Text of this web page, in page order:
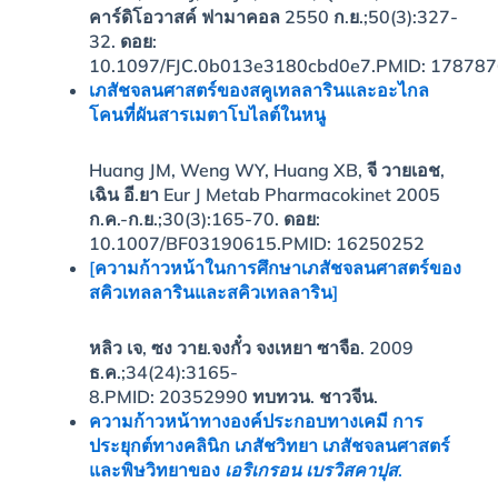
คาร์ดิโอวาสค์ ฟามาคอล 2550 ก.ย.;50(3):327-
32. ดอย:
10.1097/FJC.0b013e3180cbd0e7.PMID:
เภสัชจลนศาสตร์ของสคูเทลลารินและอะไกล
โคนที่ผันสารเมตาโบไลต์ในหนู
Huang JM, Weng WY, Huang XB, จี วายเอช,
เฉิน อี.ยา Eur J Metab Pharmacokinet 2005
ก.ค.-ก.ย.;30(3):165-70. ดอย:
10.1007/BF03190615.PMID: 16250252
[ความก้าวหน้าในการศึกษาเภสัชจลนศาสตร์ของ
สคิวเทลลารินและสคิวเทลลาริน]
หลิว เจ, ซง วาย.จงกั๋ว จงเหยา ซาจือ. 2009
ธ.ค.;34(24):3165-
8.PMID: 20352990 ทบทวน. ชาวจีน.
ความก้าวหน้าทางองค์ประกอบทางเคมี การ
ประยุกต์ทางคลินิก เภสัชวิทยา เภสัชจลนศาสตร์
และพิษวิทยาของ เอริเกรอน เบรวิสคาปุส.